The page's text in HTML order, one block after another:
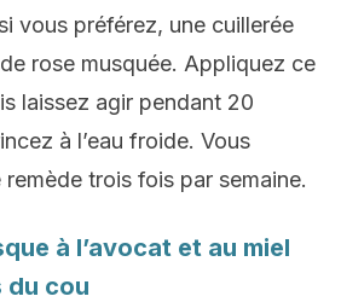
vous préférez, une cuillerée
rose musquée. Appliquez ce
laissez agir pendant 20
à l’eau froide. Vous
trois fois par semaine.
à l’avocat et au miel
du cou